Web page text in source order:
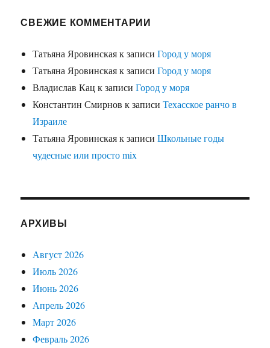
СВЕЖИЕ КОММЕНТАРИИ
Татьяна Яровинскаяк записиГород у моря
Татьяна Яровинскаяк записиГород у моря
Владислав Кац к записиГород у моря
Константин Смирнов к записиТехасское ранчо в
Израиле
Татьяна Яровинскаяк записиШкольные годы
чудесные или просто mix
АРХИВЫ
Август 2026
Июль 2026
Июнь 2026
Апрель 2026
Март 2026
Февраль 2026